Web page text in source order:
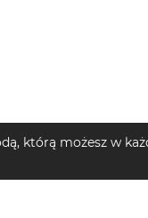
którą możesz w